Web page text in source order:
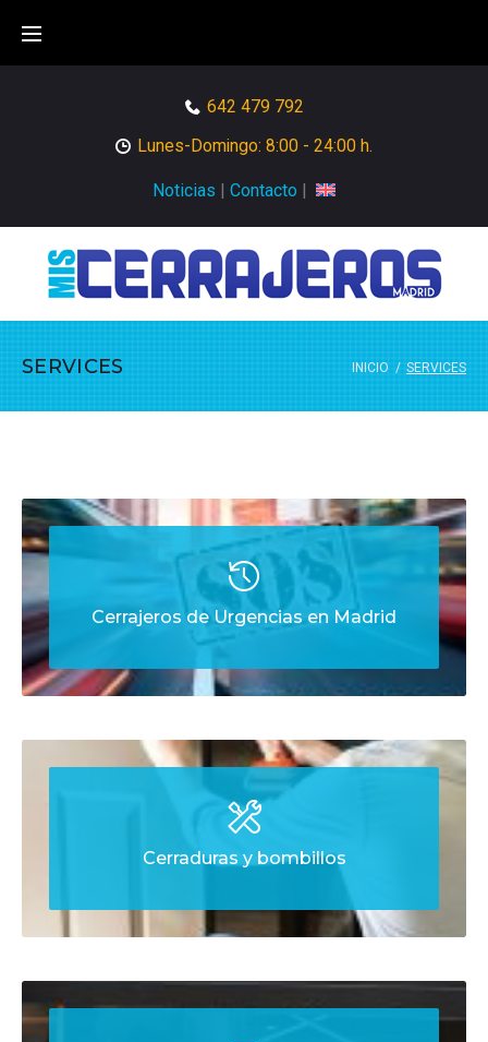
content
642 479 792
Lunes-Domingo: 8:00 - 24:00 h.
Noticias | Contacto |
SERVICES INICIO / SERVICES
Cerrajeros de Urgencias en Madrid
Cerraduras y bombillos